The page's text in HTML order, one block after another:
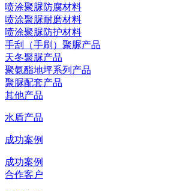
喷涂聚脲防腐材料
喷涂聚脲耐磨材料
喷涂聚脲防护材料
手刮（手刷）聚脲产品
天冬聚脲产品
聚氨酯地坪系列产品
聚脲配套产品
其他产品
水盾产品
成功案例
成功案例
合作客户